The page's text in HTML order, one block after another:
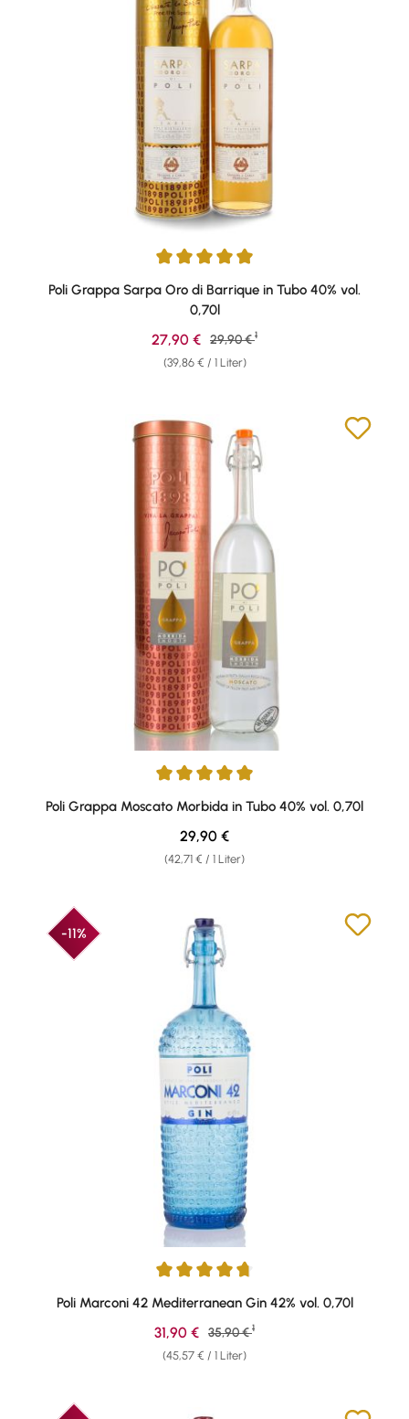
Durchschnittliche Bewertung von 4.9 von 5 Sternen
Poli Grappa Sarpa Oro di Barrique in Tubo 40% vol.
0,70l
(39,86 € / 1 Liter)
Verkaufspreis:
27,90 € Regulärer Preis:
29,90 € 1
Durchschnittliche Bewertung von 4.88 von 5 Sternen
Poli Grappa Moscato Morbida in Tubo 40% vol. 0,70l
(42,71 € / 1 Liter)
Regulärer Preis:
29,90 €
-11%
Durchschnittliche Bewertung von 4.76 von 5 Sternen
Poli Marconi 42 Mediterranean Gin 42% vol. 0,70l
(45,57 € / 1 Liter)
Verkaufspreis:
31,90 € Regulärer Preis:
35,90 € 1